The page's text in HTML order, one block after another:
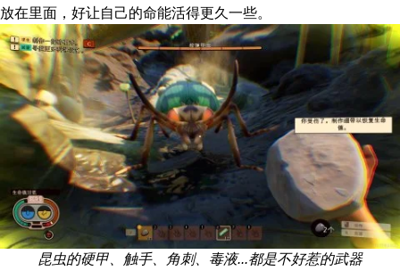
放在里面，好让自己的命能活得更久一些。
昆虫的硬甲、触手、角刺、毒液...都是不好惹的武器